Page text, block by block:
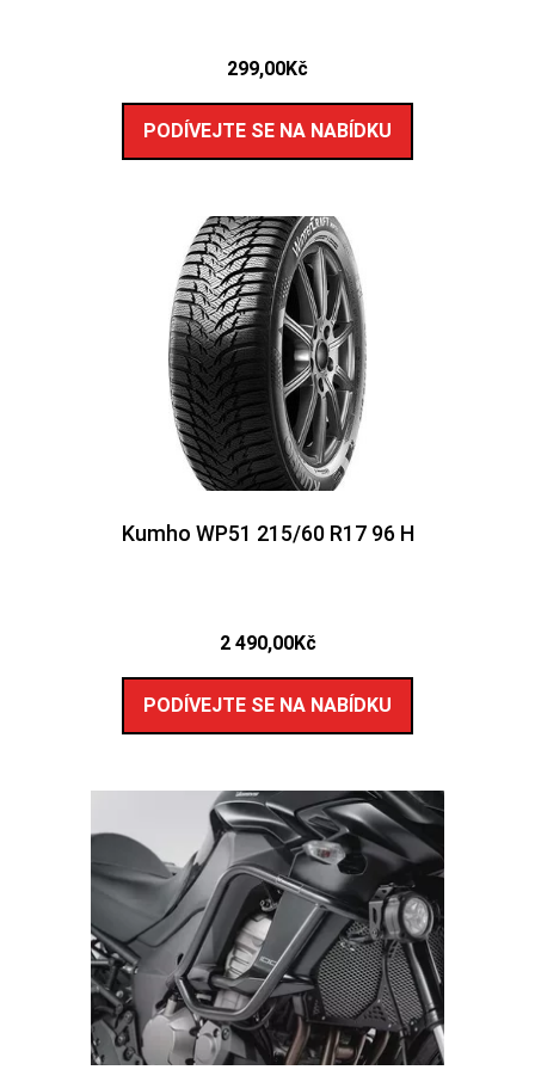
299,00Kč
PODÍVEJTE SE NA NABÍDKU
Kumho WP51 215/60 R17 96 H
2 490,00Kč
PODÍVEJTE SE NA NABÍDKU